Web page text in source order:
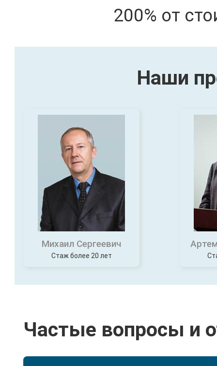
200% от
Наши
Михаил Сергеевич
Стаж более 20 лет
Частые вопросы и